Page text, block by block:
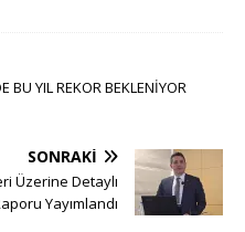
BU YIL REKOR BEKLENİYOR
SONRAKI
Üzerine Detaylı
Yayımlandı